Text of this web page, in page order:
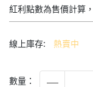
紅利點數為售價計算
線上庫存: 熱賣中
數量：